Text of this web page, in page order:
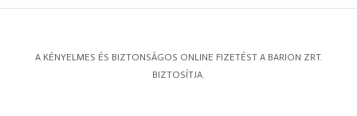
A KÉNYELMES ÉS BIZTONSÁGOS ONLINE FIZETÉST A BARION ZRT.
BIZTOSÍTJA.